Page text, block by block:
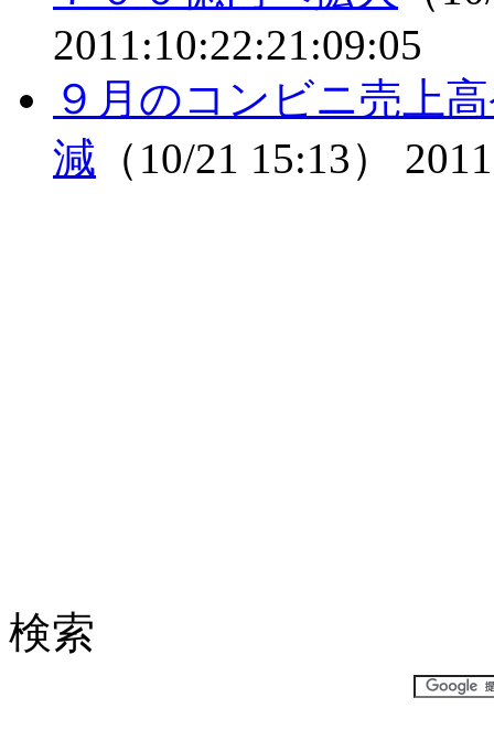
2011:10:22:21:09:05
９月のコンビニ売上
減 （10/21 15:13）
検索